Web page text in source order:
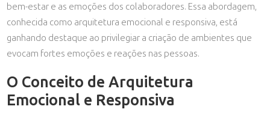
bem-estar e as emoções dos colaboradores. Essa abordagem,
conhecida como arquitetura emocional e responsiva, está
ganhando destaque ao privilegiar a criação de ambientes que
evocam fortes emoções e reações nas pessoas.
O Conceito de Arquitetura
Emocional e Responsiva